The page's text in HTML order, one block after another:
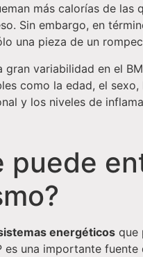
más calorías de las
Sin embargo, en
una pieza de un
gran variabilidad en el
como la edad, el
y los niveles de
puede
energéticos que
es una importante fuente